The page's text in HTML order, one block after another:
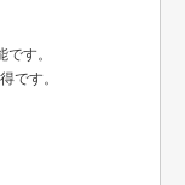
す。
です。